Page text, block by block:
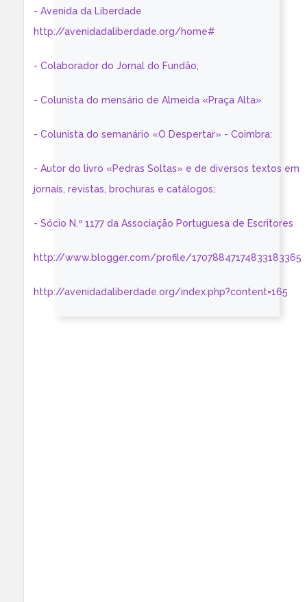
- Avenida da Liberdade
http://avenidadaliberdade.org/home#
- Colaborador do Jornal do Fundão;
- Colunista do mensário de Almeida «Praça Alta»
- Colunista do semanário «O Despertar» - Coimbra:
- Autor do livro «Pedras Soltas» e de diversos textos em
jornais, revistas, brochuras e catálogos;
- Sócio N.º 1177 da Associação Portuguesa de Escritores
http://www.blogger.com/profile/17078847174833183365
http://avenidadaliberdade.org/index.php?content=165